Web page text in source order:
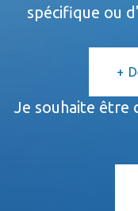
spécifique ou
Je souhaite être